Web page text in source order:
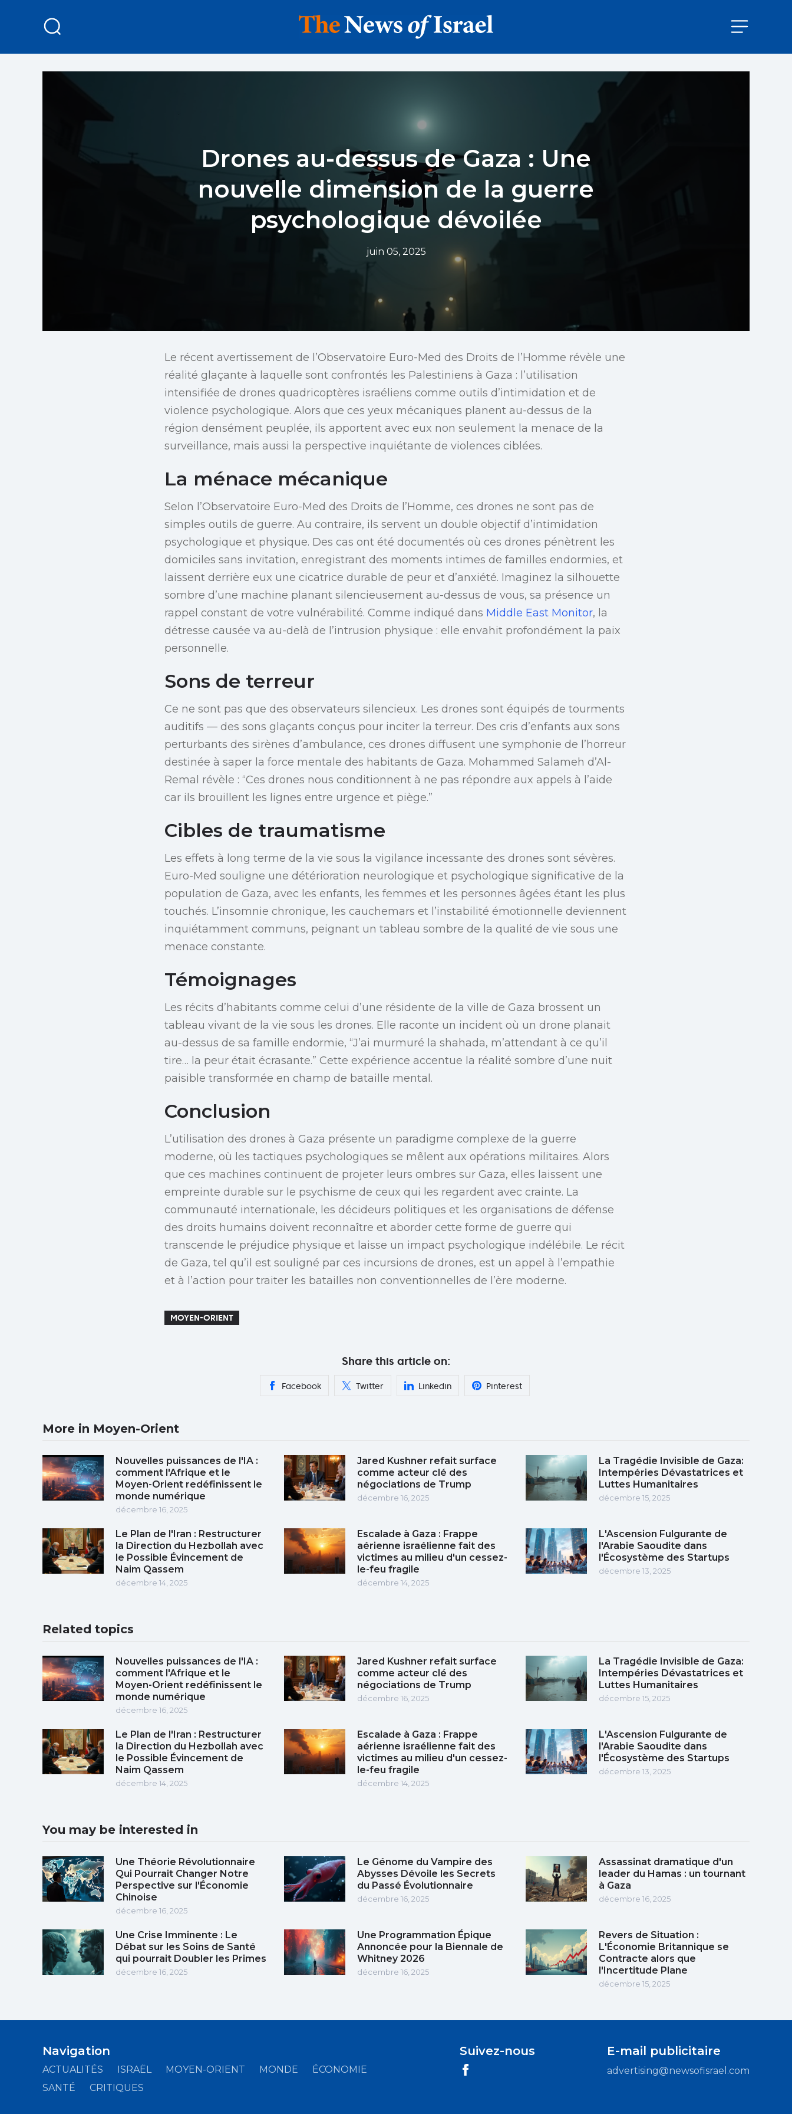
Drones au-dessus de Gaza : Une
nouvelle dimension de la guerre
psychologique dévoilée
juin 05, 2025
Le récent avertissement de l’Observatoire Euro-Med des Droits de l’Homme révèle une
réalité glaçante à laquelle sont confrontés les Palestiniens à Gaza : l’utilisation
intensifiée de drones quadricoptères israéliens comme outils d’intimidation et de
violence psychologique. Alors que ces yeux mécaniques planent au-dessus de la
région densément peuplée, ils apportent avec eux non seulement la menace de la
surveillance, mais aussi la perspective inquiétante de violences ciblées.
La ménace mécanique
Selon l’Observatoire Euro-Med des Droits de l’Homme, ces drones ne sont pas de
simples outils de guerre. Au contraire, ils servent un double objectif d’intimidation
psychologique et physique. Des cas ont été documentés où ces drones pénètrent les
domiciles sans invitation, enregistrant des moments intimes de familles endormies, et
laissent derrière eux une cicatrice durable de peur et d’anxiété. Imaginez la silhouette
sombre d’une machine planant silencieusement au-dessus de vous, sa présence un
rappel constant de votre vulnérabilité. Comme indiqué dans Middle East Monitor, la
détresse causée va au-delà de l’intrusion physique : elle envahit profondément la paix
personnelle.
Sons de terreur
Ce ne sont pas que des observateurs silencieux. Les drones sont équipés de tourments
auditifs — des sons glaçants conçus pour inciter la terreur. Des cris d’enfants aux sons
perturbants des sirènes d’ambulance, ces drones diffusent une symphonie de l’horreur
destinée à saper la force mentale des habitants de Gaza. Mohammed Salameh d’Al-
Remal révèle : “Ces drones nous conditionnent à ne pas répondre aux appels à l’aide
car ils brouillent les lignes entre urgence et piège.”
Cibles de traumatisme
Les effets à long terme de la vie sous la vigilance incessante des drones sont sévères.
Euro-Med souligne une détérioration neurologique et psychologique significative de la
population de Gaza, avec les enfants, les femmes et les personnes âgées étant les plus
touchés. L’insomnie chronique, les cauchemars et l’instabilité émotionnelle deviennent
inquiétamment communs, peignant un tableau sombre de la qualité de vie sous une
menace constante.
Témoignages
Les récits d’habitants comme celui d’une résidente de la ville de Gaza brossent un
tableau vivant de la vie sous les drones. Elle raconte un incident où un drone planait
au-dessus de sa famille endormie, “J’ai murmuré la shahada, m’attendant à ce qu’il
tire… la peur était écrasante.” Cette expérience accentue la réalité sombre d’une nuit
paisible transformée en champ de bataille mental.
Conclusion
L’utilisation des drones à Gaza présente un paradigme complexe de la guerre
moderne, où les tactiques psychologiques se mêlent aux opérations militaires. Alors
que ces machines continuent de projeter leurs ombres sur Gaza, elles laissent une
empreinte durable sur le psychisme de ceux qui les regardent avec crainte. La
communauté internationale, les décideurs politiques et les organisations de défense
des droits humains doivent reconnaître et aborder cette forme de guerre qui
transcende le préjudice physique et laisse un impact psychologique indélébile. Le récit
de Gaza, tel qu’il est souligné par ces incursions de drones, est un appel à l’empathie
et à l’action pour traiter les batailles non conventionnelles de l’ère moderne.
MOYEN-ORIENT
Share this article on:
Facebook Twitter Linkedin Pinterest
More in Moyen-Orient
Nouvelles puissances de l'IA :
comment l'Afrique et le
Moyen-Orient redéfinissent le
monde numérique
décembre 16, 2025
Jared Kushner refait surface
comme acteur clé des
négociations de Trump
décembre 16, 2025
La Tragédie Invisible de Gaza:
Intempéries Dévastatrices et
Luttes Humanitaires
décembre 15, 2025
Le Plan de l'Iran : Restructurer
la Direction du Hezbollah avec
le Possible Évincement de
Naim Qassem
décembre 14, 2025
Escalade à Gaza : Frappe
aérienne israélienne fait des
victimes au milieu d'un cessez-
le-feu fragile
décembre 14, 2025
L'Ascension Fulgurante de
l'Arabie Saoudite dans
l'Écosystème des Startups
décembre 13, 2025
Related topics
Nouvelles puissances de l'IA :
comment l'Afrique et le
Moyen-Orient redéfinissent le
monde numérique
décembre 16, 2025
Jared Kushner refait surface
comme acteur clé des
négociations de Trump
décembre 16, 2025
La Tragédie Invisible de Gaza:
Intempéries Dévastatrices et
Luttes Humanitaires
décembre 15, 2025
Le Plan de l'Iran : Restructurer
la Direction du Hezbollah avec
le Possible Évincement de
Naim Qassem
décembre 14, 2025
Escalade à Gaza : Frappe
aérienne israélienne fait des
victimes au milieu d'un cessez-
le-feu fragile
décembre 14, 2025
L'Ascension Fulgurante de
l'Arabie Saoudite dans
l'Écosystème des Startups
décembre 13, 2025
You may be interested in
Une Théorie Révolutionnaire
Qui Pourrait Changer Notre
Perspective sur l'Économie
Chinoise
décembre 16, 2025
Le Génome du Vampire des
Abysses Dévoile les Secrets
du Passé Évolutionnaire
décembre 16, 2025
Assassinat dramatique d'un
leader du Hamas : un tournant
à Gaza
décembre 16, 2025
Une Crise Imminente : Le
Débat sur les Soins de Santé
qui pourrait Doubler les Primes
décembre 16, 2025
Une Programmation Épique
Annoncée pour la Biennale de
Whitney 2026
décembre 16, 2025
Revers de Situation :
L'Économie Britannique se
Contracte alors que
l'Incertitude Plane
décembre 15, 2025
Navigation
ACTUALITÉS ISRAËL MOYEN-ORIENT MONDE
ÉCONOMIE
SANTÉ
CRITIQUES
Suivez-nous E-mail publicitaire
advertising@newsofisrael.com